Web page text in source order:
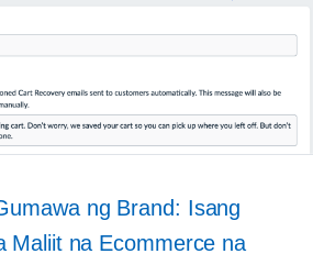
ng Brand: Isang
Maliit na Ecommerce na